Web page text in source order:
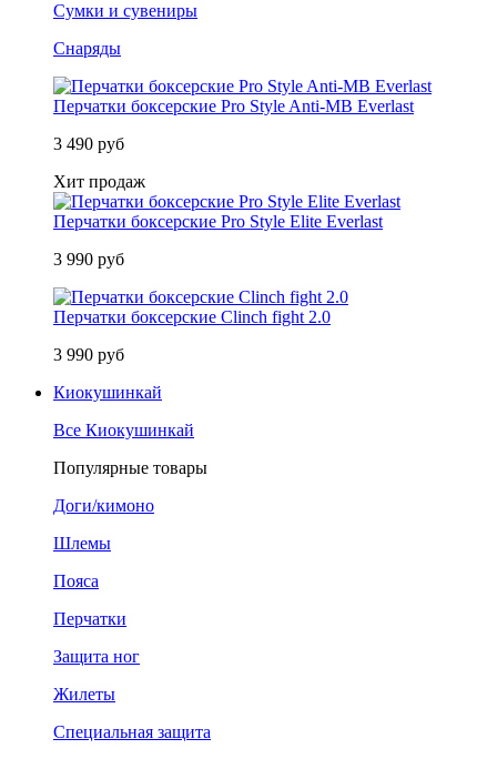
Сумки и сувениры
Снаряды
Перчатки боксерские Pro Style Anti-MB Everlast
3 490 руб
Хит продаж
Перчатки боксерские Pro Style Elite Everlast
3 990 руб
Перчатки боксерские Clinch fight 2.0
3 990 руб
Киокушинкай
Все Киокушинкай
Популярные товары
Доги/кимоно
Шлемы
Пояса
Перчатки
Защита ног
Жилеты
Специальная защита